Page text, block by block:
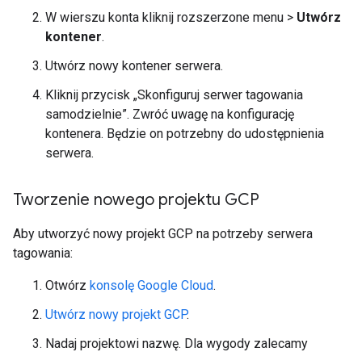
W wierszu konta kliknij rozszerzone menu > Utwórz
kontener.
Utwórz nowy kontener serwera.
Kliknij przycisk „Skonfiguruj serwer tagowania
samodzielnie”. Zwróć uwagę na konfigurację
kontenera. Będzie on potrzebny do udostępnienia
serwera.
Tworzenie nowego projektu GCP
Aby utworzyć nowy projekt GCP na potrzeby serwera
tagowania:
Otwórz konsolę Google Cloud.
Utwórz nowy projekt GCP.
Nadaj projektowi nazwę. Dla wygody zalecamy